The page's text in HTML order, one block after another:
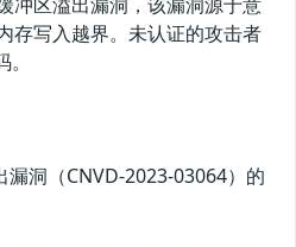
存写入越界。未认证的攻击者
洞（CNVD-2023-03064）的